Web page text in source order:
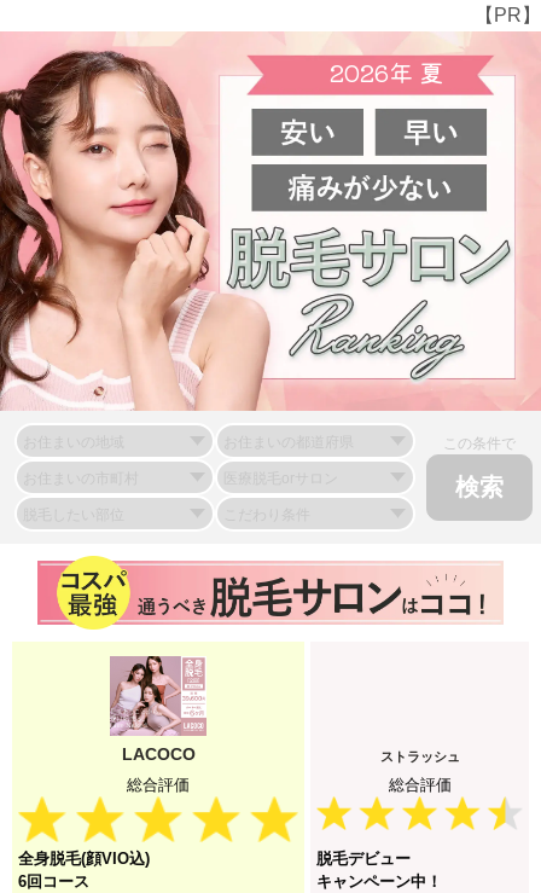
【PR】
2026年 夏
この条件で
LACOCO ストラッシュ
総合評価 総合評価
全身脱毛(顔VIO込)
6回コース
脱毛デビュー
キャンペーン中！